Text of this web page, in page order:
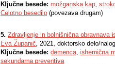
Ključne besede: možganska kap,
Celotno besedilo (povezava drugam)
5. Zdravljenje in bolnišnična obravnava
Eva Županič, 2021, doktorsko delo/
Ključne besede: demenca, ishemična
sekundarna preventiva